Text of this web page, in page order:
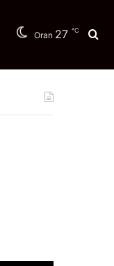
Oran 27 ℃